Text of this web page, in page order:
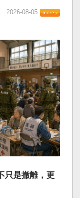
2026-08-05
只是撤離，更